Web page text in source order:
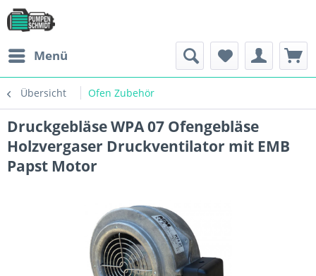
Menü
Übersicht Ofen Zubehör
Druckgebläse WPA 07 Ofengebläse
Holzvergaser Druckventilator mit EMB
Papst Motor